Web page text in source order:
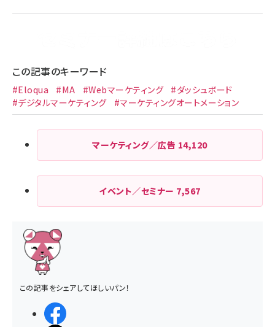
この記事のキーワード
#Eloqua #MA #Webマーケティング
#ダッシュボード
#デジタルマーケティング
#マーケティングオートメーション
マーケティング／広告 14,120
イベント／セミナー 7,567
この記事をシェアしてほしいパン！